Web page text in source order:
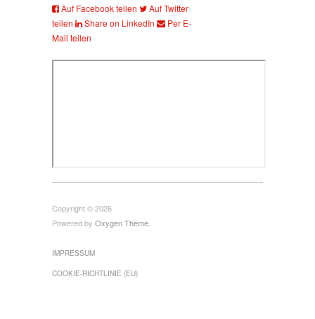
Auf Facebook teilen
Auf Twitter
teilen
Share on LinkedIn
Per E-
Mail teilen
Copyright © 2026
Powered by Oxygen Theme
IMPRESSUM
COOKIE-RICHTLINIE (EU)